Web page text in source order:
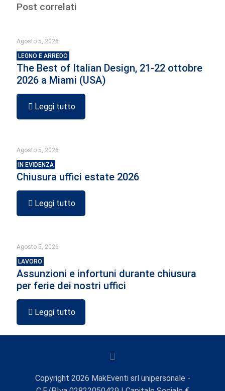
Post correlati
Agosto 5, 2026
LEGNO E ARREDO
The Best of Italian Design, 21-22 ottobre
2026 a Miami (USA)
Leggi tutto
Agosto 5, 2026
IN EVIDENZA
Chiusura uffici estate 2026
Leggi tutto
Agosto 5, 2026
LAVORO
Assunzioni e infortuni durante chiusura
per ferie dei nostri uffici
Leggi tutto
Copyright 2026 MakEventi srl unipersonale -